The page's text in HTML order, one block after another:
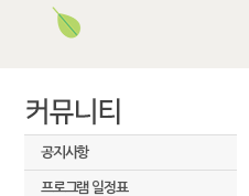
공지사항
프로그램 일정표